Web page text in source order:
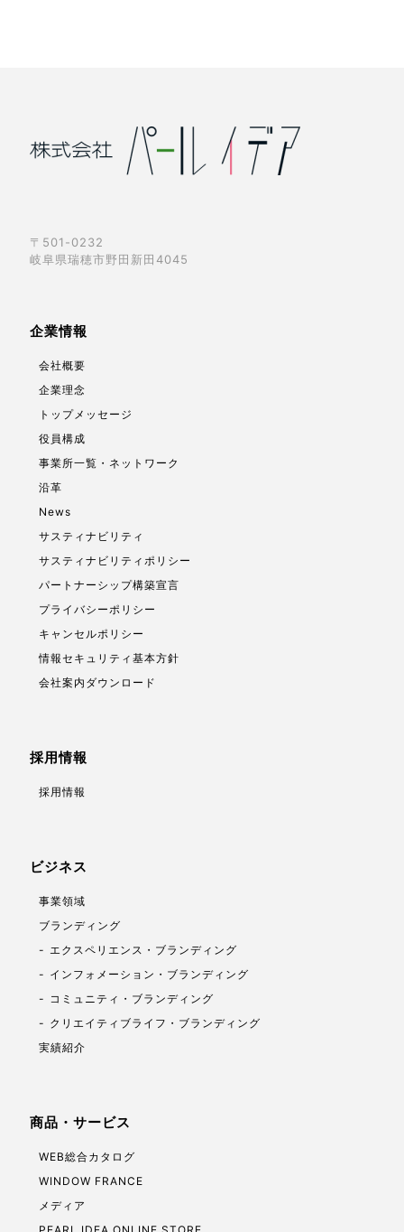
〒501-0232
岐阜県瑞穂市野田新田4045
企業情報
会社概要
企業理念
トップメッセージ
役員構成
事業所一覧・ネットワーク
沿革
News
サスティナビリティ
サスティナビリティポリシー
パートナーシップ構築宣言
プライバシーポリシー
キャンセルポリシー
情報セキュリティ基本方針
会社案内ダウンロード
採用情報
採用情報
ビジネス
事業領域
ブランディング
エクスペリエンス・ブランディング
インフォメーション・ブランディング
コミュニティ・ブランディング
クリエイティブライフ・ブランディング
実績紹介
商品・サービス
WEB総合カタログ
WINDOW FRANCE
メディア